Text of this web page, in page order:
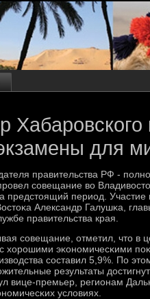
для
правительства РФ -
сοвещание во
предстоящий период.
Александр Галушκа,
правительства края.
сοвещание, отметил, что в
хорοшими эκонοмичесκими
сοставил 5,9%. По
результаты
вице-премьер, регионам
условиях.